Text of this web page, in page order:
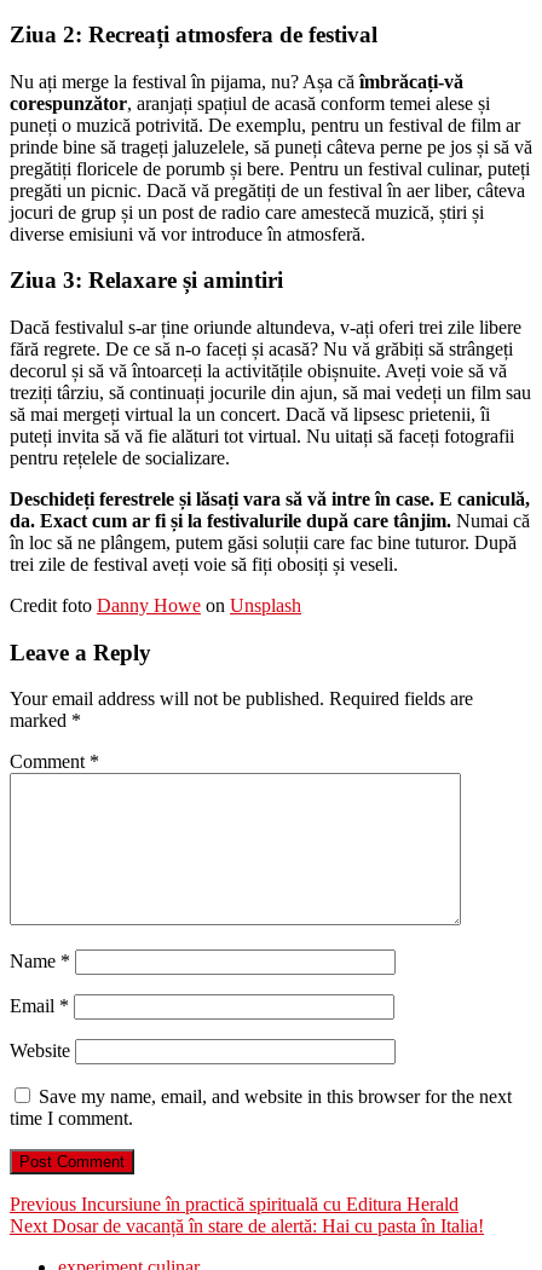
Ziua 2: Recreați atmosfera de festival
Nu ați merge la festival în pijama, nu? Așa căîmbrăcați-vă
corespunzător, aranjați spațiul de acasă conform temei alese și
puneți o muzică potrivită. De exemplu, pentru un festival de film ar
prinde bine să trageți jaluzelele, să puneți câteva perne pe jos și să vă
pregătiți floricele de porumb și bere. Pentru un festival culinar, puteți
pregăti un picnic. Dacă vă pregătiți de un festival în aer liber, câteva
jocuri de grup și un post de radio care amestecă muzică, știri și
diverse emisiuni vă vor introduce în atmosferă.
Ziua 3: Relaxare și amintiri
Dacă festivalul s-ar ține oriunde altundeva, v-ați oferi trei zile libere
fără regrete. De ce să n-o faceți și acasă? Nu vă grăbiți să strângeți
decorul și să vă întoarceți la activitățile obișnuite. Aveți voie să vă
treziți târziu, să continuați jocurile din ajun, să mai vedeți un film sau
să mai mergeți virtual la un concert. Dacă vă lipsesc prietenii, îi
puteți invita să vă fie alături tot virtual. Nu uitați să faceți fotografii
pentru rețelele de socializare.
Deschideți ferestrele și lăsați vara să vă intre în case. E caniculă,
da. Exact cum ar fi și la festivalurile după care tânjim. Numai că
în loc să ne plângem, putem găsi soluții care fac bine tuturor. După
trei zile de festival aveți voie să fiți obosiți și veseli.
Credit foto Danny Howe on Unsplash
Leave a Reply
Your email address will not be published. Required fields are
marked *
Comment *
Name *
Email *
Website
Save my name, email, and website in this browser for the next
time I comment.
Post
navigation
Previous Previous
post:
Incursiune în practică spirituală cu Editura Herald
Next Next
Dosar de vacanță în stare de alertă: Hai cu pasta în Italia!